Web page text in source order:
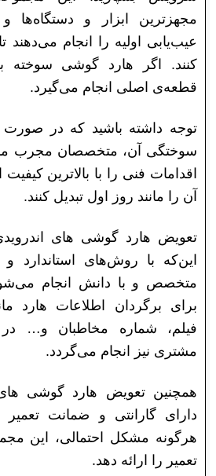
مجهز‌ترین ابزار و دستگاه‌ها و
عیب‌یابی اولیه را انجام می‌دهند
کنند. اگر هارد گوشی سوخته
قطعه‌ی اصلی انجام می‌گیرد.
توجه داشته باشید که در صورت
سوختگی آن، متخصصان مجرب
اقدامات فنی را با بالاترین
آن را مانند روز اول تبدیل کنند.
تعویض هارد گوشی های
این‌که با روش‌های استاندارد
متخصص و با دانش انجام
برای برگردان اطلاعات هارد
فیلم، شماره مخاطبان و…
مشتری نیز انجام می‌گردد.
همچنین تعویض هارد گوشی
دارای گارانتی و ضمانت
هرگونه مشکل احتمالی، این
تعمیر را ارائه دهد.